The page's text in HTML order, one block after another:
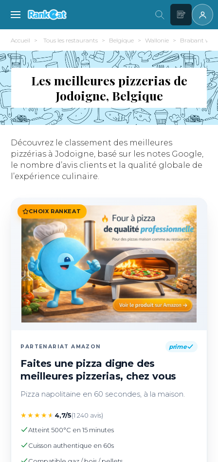
Accueil Tous les restaurants Belgique Wallonie Brabant
Les meilleures pizzerias de
Jodoigne, Belgique
Découvrez le classement des meilleures
pizzérias à Jodoigne, basé sur les notes Google,
le nombre d’avis clients et la qualité globale de
l’expérience culinaire.
CHOIX RANKEAT
PARTENARIAT AMAZON prime
Faites une pizza digne des
meilleures pizzerias, chez vous
Pizza napolitaine en 60 secondes, à la maison.
★★★★★ 4,7/5(1 240 avis)
Atteint 500°C en 15 minutes
Cuisson authentique en 60s